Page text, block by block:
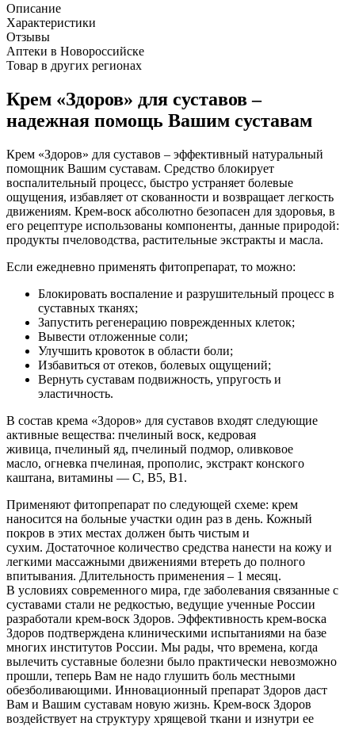
Описание
Характеристики
Отзывы
Аптеки в Новороссийске
Товар в других регионах
Крем «Здоров» для суставов –
надежная помощь Вашим суставам
Крем «Здоров» для суставов – эффективный натуральный
помощник Вашим суставам. Средство блокирует
воспалительный процесс, быстро устраняет болевые
ощущения, избавляет от скованности и возвращает легкость
движениям. Крем-воск абсолютно безопасен для здоровья, в
его рецептуре использованы компоненты, данные природой:
продукты пчеловодства, растительные экстракты и масла.
Если ежедневно применять фитопрепарат, то можно:
Блокировать воспаление и разрушительный процесс в
суставных тканях;
Запустить регенерацию поврежденных клеток;
Вывести отложенные соли;
Улучшить кровоток в области боли;
Избавиться от отеков, болевых ощущений;
Вернуть суставам подвижность, упругость и
эластичность.
В состав крема «Здоров» для суставов входят следующие
активные вещества: пчелиный воск, кедровая
живица, пчелиный яд, пчелиный подмор, оливковое
масло, огневка пчелиная, прополис, экстракт конского
каштана, витамины — С, В5, В1.
Применяют фитопрепарат по следующей схеме: крем
наносится на больные участки один раз в день. Кожный
покров в этих местах должен быть чистым и
сухим. Достаточное количество средства нанести на кожу и
легкими массажными движениями втереть до полного
впитывания. Длительность применения – 1 месяц.
В условиях современного мира, где заболевания связанные с
суставами стали не редкостью, ведущие ученные России
разработали крем-воск Здоров. Эффективность крем-воска
Здоров подтверждена клиническими испытаниями на базе
многих институтов России. Мы рады, что времена, когда
вылечить суставные болезни было практически невозможно
прошли, теперь Вам не надо глушить боль местными
обезболивающими. Инновационный препарат Здоров даст
Вам и Вашим суставам новую жизнь. Крем-воск Здоров
воздействует на структуру хрящевой ткани и изнутри ее